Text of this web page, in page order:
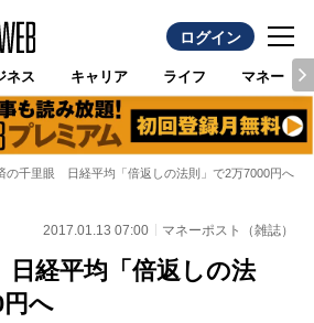
ログイン
ネス キャリア ライフ マネー
の千里眼 日経平均「倍返しの法則」で2万7000円へ
2017.01.13 07:00 マネーポスト（雑誌）
経平均「倍返しの法
円へ